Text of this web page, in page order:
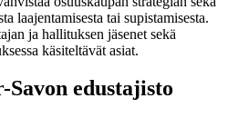
laajentamisesta tai supistamisesta.
ja hallituksen jäsenet sekä
käsiteltävät asiat.
Savon edustajisto